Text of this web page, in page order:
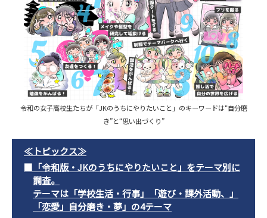
令和の女子高校生たちが「JKのうちにやりたいこと」のキーワードは“自分磨
き”と“思い出づくり”
≪トピックス≫
■「令和版・JKのうちにやりたいこと」をテーマ別に
調査。
テーマは「学校生活・行事」「遊び・課外活動、」
「恋愛」自分磨き・夢」の4テーマ